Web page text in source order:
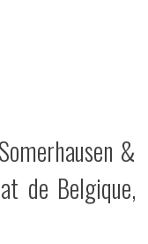
&
de Belgique,